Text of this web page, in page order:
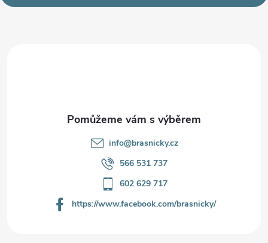
p
info@brasnicky.cz
566 531 737
602 629 717
https://www.facebook.com/brasnicky/